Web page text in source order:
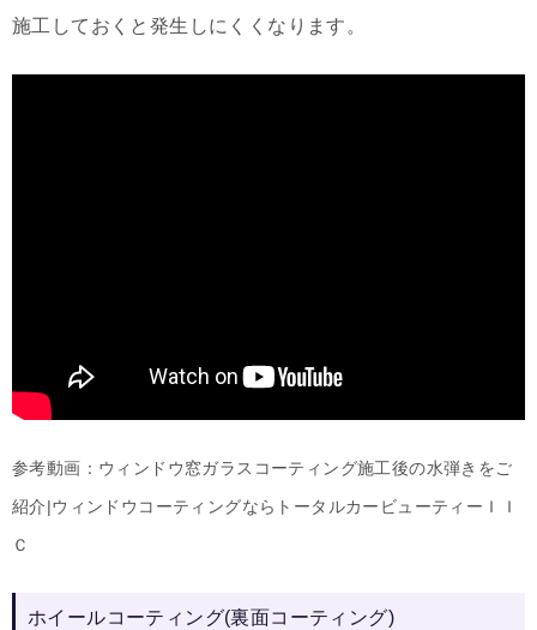
施工しておくと発生しにくくなります。
参考動画：ウィンドウ窓ガラスコーティング施工後の水弾きをご
紹介|ウィンドウコーティングならトータルカービューティーＩＩ
Ｃ
ホイールコーティング(裏面コーティング)